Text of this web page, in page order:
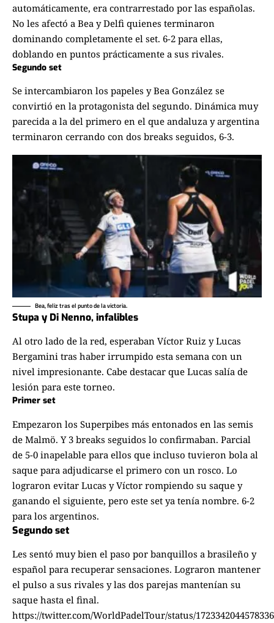
automáticamente, era contrarrestado por las españolas.
No les afectó a Bea y Delfi quienes terminaron
dominando completamente el set. 6-2 para ellas,
doblando en puntos prácticamente a sus rivales.
Segundo set
Se intercambiaron los papeles y Bea González se
convirtió en la protagonista del segundo. Dinámica muy
parecida a la del primero en el que andaluza y argentina
terminaron cerrando con dos breaks seguidos, 6-3.
Bea, feliz tras el punto de la victoria.
Stupa y Di Nenno, infalibles
Al otro lado de la red, esperaban Víctor Ruiz y Lucas
Bergamini tras haber irrumpido esta semana con un
nivel impresionante. Cabe destacar que Lucas salía de
lesión para este torneo.
Primer set
Empezaron los Superpibes más entonados en las semis
de Malmö. Y 3 breaks seguidos lo confirmaban. Parcial
de 5-0 inapelable para ellos que incluso tuvieron bola al
saque para adjudicarse el primero con un rosco. Lo
lograron evitar Lucas y Víctor rompiendo su saque y
ganando el siguiente, pero este set ya tenía nombre. 6-2
para los argentinos.
Segundo set
Les sentó muy bien el paso por banquillos a brasileño y
español para recuperar sensaciones. Lograron mantener
el pulso a sus rivales y las dos parejas mantenían su
saque hasta el final.
https://twitter.com/WorldPadelTour/status/